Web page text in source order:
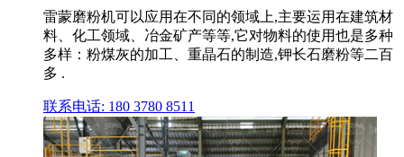
雷蒙磨粉机可以应用在不同的领域上,主要运用在建筑材
料、化工领域、冶金矿产等等,它对物料的使用也是多种
多样：粉煤灰的加工、重晶石的制造,钾长石磨粉等二百
多 .
联系电话: 180 3780 8511